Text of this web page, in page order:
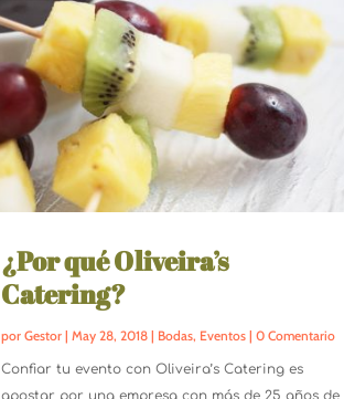
¿Por qué Oliveira’s
Catering?
por Gestor | May 28, 2018 | Bodas, Eventos | 0 Comentario
Confiar tu evento con Oliveira’s Catering es
apostar por una empresa con más de 25 años de